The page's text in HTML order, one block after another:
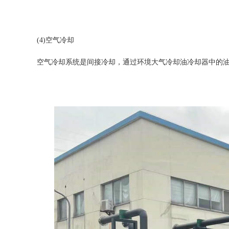
(4)空气冷却
空气冷却系统是间接冷却，通过环境大气冷却油冷却器中的